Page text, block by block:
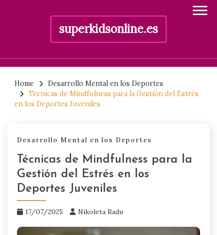
superkidsonline.es
content
Home
Desarrollo Mental en los Deportes
Técnicas de Mindfulness para la Gestión del Estrés
en los Deportes Juveniles
Desarrollo Mental en los Deportes
Técnicas de Mindfulness para la
Gestión del Estrés en los
Deportes Juveniles
17/07/2025 Nikoleta Radu